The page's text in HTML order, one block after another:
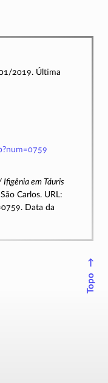
2019. Última
Ifigênia em Táuris
Carlos. URL:
Data da
↑
Topo